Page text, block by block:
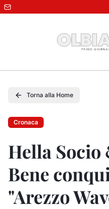
Torna alla Home
Cronaca
Hella
Bene
"Arezzo